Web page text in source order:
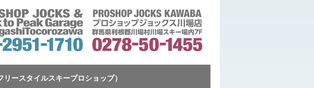
リースタイルスキープロショップ）